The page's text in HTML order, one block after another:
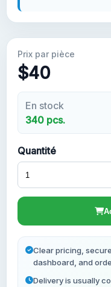
Comptes Gmail
Forwarding Gmail
Nouveaux
Prix par pièce
$40
En stock
340 pcs.
Quantité
Clear pricing,
dashboard, and
Delivery is usually